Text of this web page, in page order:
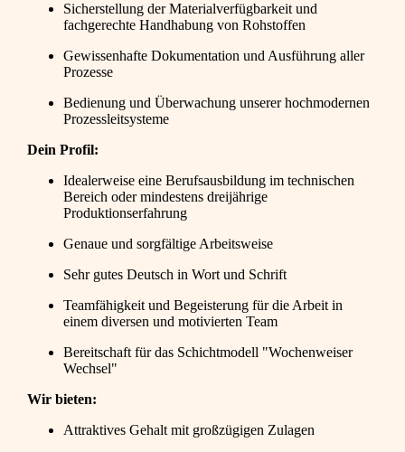
Sicherstellung der Materialverfügbarkeit und
fachgerechte Handhabung von Rohstoffen
Gewissenhafte Dokumentation und Ausführung aller
Prozesse
Bedienung und Überwachung unserer hochmodernen
Prozessleitsysteme
Dein Profil:
Idealerweise eine Berufsausbildung im technischen
Bereich oder mindestens dreijährige
Produktionserfahrung
Genaue und sorgfältige Arbeitsweise
Sehr gutes Deutsch in Wort und Schrift
Teamfähigkeit und Begeisterung für die Arbeit in
einem diversen und motivierten Team
Bereitschaft für das Schichtmodell "Wochenweiser
Wechsel"
Wir bieten:
Attraktives Gehalt mit großzügigen Zulagen